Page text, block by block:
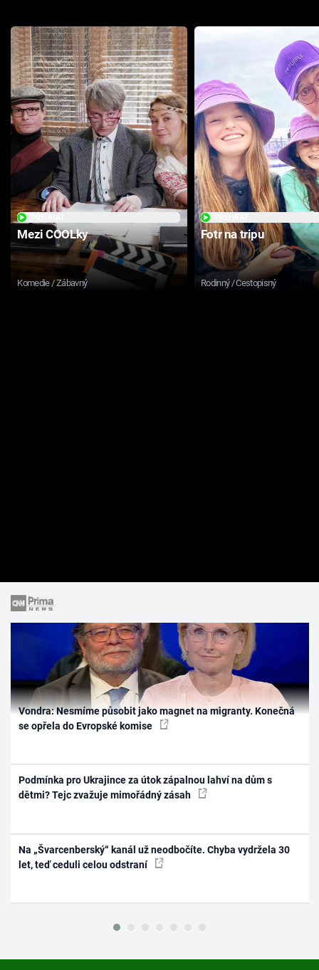
Mezi COOLky
Komedie / Zábavný
Fotr na tripu
Rodinný / Cestopisný
Vondra: Nesmíme působit jako magnet na migranty. Konečná
se opřela do Evropské komise
Podmínka pro Ukrajince za útok zápalnou lahví na dům s
dětmi? Tejc zvažuje mimořádný zásah
Na „Švarcenberský“ kanál už neodbočíte. Chyba vydržela 30
let, teď ceduli celou odstraní